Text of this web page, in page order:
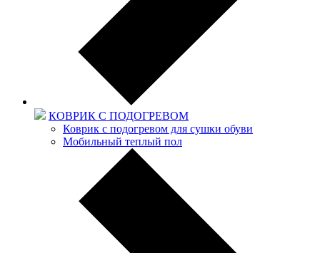
КОВРИК С ПОДОГРЕВОМ
Коврик с подогревом для сушки обуви
Мобильный теплый пол